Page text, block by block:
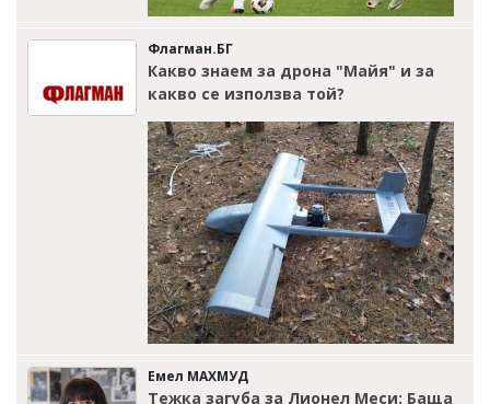
Флагман.БГ
Какво знаем за дрона "Майя" и за
какво се използва той?
Емел МАХМУД
Тежка загуба за Лионел Меси: Баща